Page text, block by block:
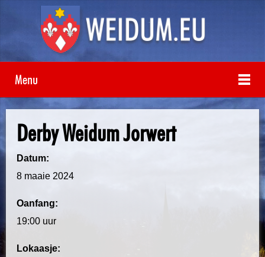
Menu
Derby Weidum Jorwert
Datum:
8 maaie 2024
Oanfang:
19:00 uur
Lokaasje: